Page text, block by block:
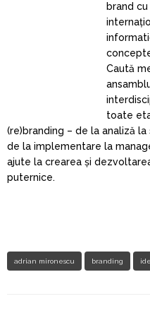
brand
Caută
toate
(re)branding – de la analiză
de la implementare la
ajute la crearea și
puternice.
adrian mironescu branding